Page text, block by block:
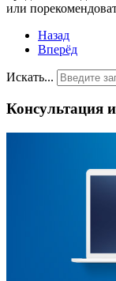
или
Назад
Вперёд
Искать...
Консультация